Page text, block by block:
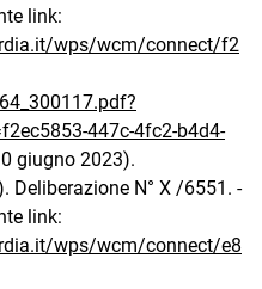
link:
wps/wcm/connect/f2
447c-4fc2-b4d4-
giugno 2023).
Deliberazione N° X /6551. -
link:
wps/wcm/connect/e8